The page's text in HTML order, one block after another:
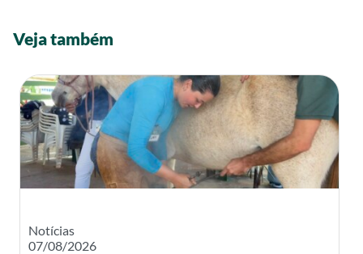
Veja também
Notícias
07/08/2026